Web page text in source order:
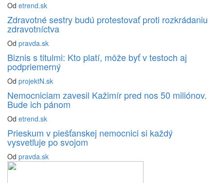
Od etrend.sk
Zdravotné sestry budú protestovať proti rozkrádaniu
zdravotníctva
Od pravda.sk
Biznis s titulmi: Kto platí, môže byť v testoch aj
podpriemerný
Od projektN.sk
Nemocniciam zavesil Kažimír pred nos 50 miliónov.
Bude ich pánom
Od etrend.sk
Prieskum v piešťanskej nemocnici si každý
vysvetľuje po svojom
Od pravda.sk